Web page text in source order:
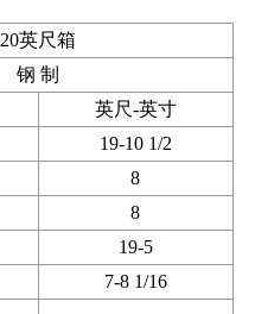
20英尺箱
钢 制
英尺-英寸
19-10 1/2
8
8
19-5
7-8 1/16